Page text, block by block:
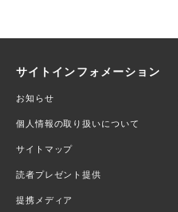
サイトインフォメーション
お知らせ
個人情報の取り扱いについて
サイトマップ
読者プレゼント提供
提携メディア